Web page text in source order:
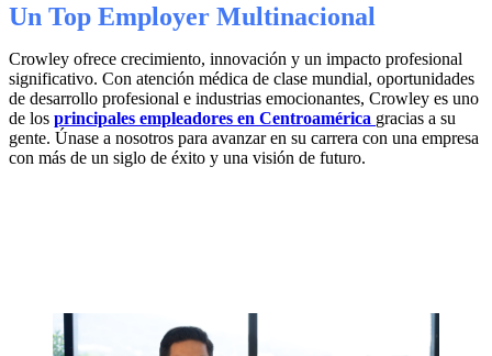
Un Top Employer Multinacional
Crowley ofrece crecimiento, innovación y un impacto profesional
significativo. Con atención médica de clase mundial, oportunidades
de desarrollo profesional e industrias emocionantes, Crowley es uno
de los principales empleadores en Centroamérica gracias a su
gente. Únase a nosotros para avanzar en su carrera con una empresa
con más de un siglo de éxito y una visión de futuro.